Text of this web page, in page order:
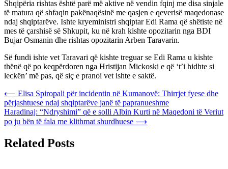
Shqipëria rishtas është parë më aktive në vendin fqinj me disa sinjale
të matura që shfaqin pakënaqësinë me qasjen e qeverisë maqedonase
ndaj shqiptarëve. Ishte kryeministri shqiptar Edi Rama që shëtiste në
mes të çarshisë së Shkupit, ku në krah kishte opozitarin nga BDI
Bujar Osmanin dhe rishtas opozitarin Arben Taravarin.
Së fundi ishte vet Taravari që kishte treguar se Edi Rama u kishte
thënë që po keqpërdoren nga Hristijan Mickoski e që ‘t’i hidhte si
leckën’ më pas, që siç e pranoi vet ishte e saktë.
Post
navigation
⟵ Elisa Spiropali për incidentin në Kumanovë: Thirrjet fyese dhe
përjashtuese ndaj shqiptarëve janë të papranueshme
Haradinaj: “Ndryshimi” që e solli Albin Kurti në Maqedoni të Veriut
po ju bën të fala me klithmat shurdhuese ⟶
Related Posts